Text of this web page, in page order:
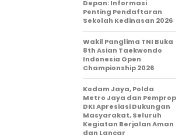
Depan: Informasi
Penting Pendaftaran
Sekolah Kedinasan 2026
Wakil Panglima TNI Buka
8th Asian Taekwondo
Indonesia Open
Championship 2026
Kodam Jaya, Polda
Metro Jaya dan Pemprop
DKI Apresiasi Dukungan
Masyarakat, Seluruh
Kegiatan Berjalan Aman
dan Lancar